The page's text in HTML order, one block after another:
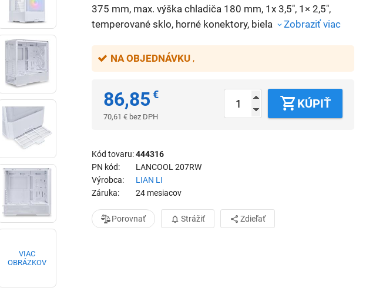
VIAC
OBRÁZKOV
375 mm, max. výška chladiča 180 mm, 1x 3,5", 1× 2,5",
temperované sklo, horné konektory, biela
Zobraziť viac
NA OBJEDNÁVKU
86,85 €
70,61 € bez DPH
KÚPIŤ
Kód tovaru 444316
PN kód
LANCOOL 207RW
Výrobca
LIAN LI
Záruka
24 mesiacov
Porovnať Strážiť Zdieľať